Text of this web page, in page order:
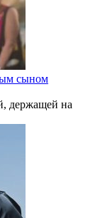
сыном
держащей на